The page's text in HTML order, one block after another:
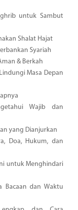
untuk Sambut
Shalat Hajat
Syariah
& Berkah
Masa Depan
Wajib dan
yang Dianjurkan
Doa, Hukum, dan
untuk Menghindari
Bacaan dan Waktu